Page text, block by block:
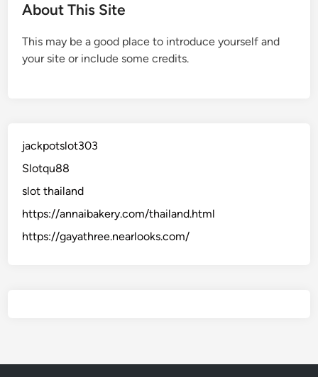
About This Site
This may be a good place to introduce yourself and
your site or include some credits.
jackpotslot303
Slotqu88
slot thailand
https://annaibakery.com/thailand.html
https://gayathree.nearlooks.com/